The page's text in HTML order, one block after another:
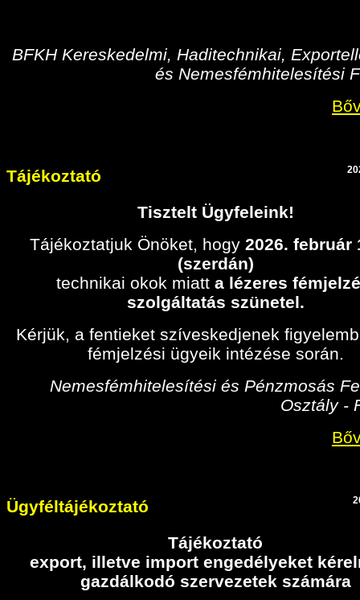
BFKH Kereskedelmi, Haditechnikai,
és Nemesfémhitelesítési
Tájékoztató
Tisztelt Ügyfeleink!
Tájékoztatjuk Önöket, hogy 2026. február
(szerdán)
technikai okok miatt a lézeres
szolgáltatás szünetel.
Kérjük, a fentieket szíveskedjenek
fémjelzési ügyeik intézése során.
Nemesfémhitelesítési és Pénzmosás
Osztály -
Ügyféltájékoztató
Tájékoztató
export, illetve import engedélyeket
gazdálkodó szervezetek számára